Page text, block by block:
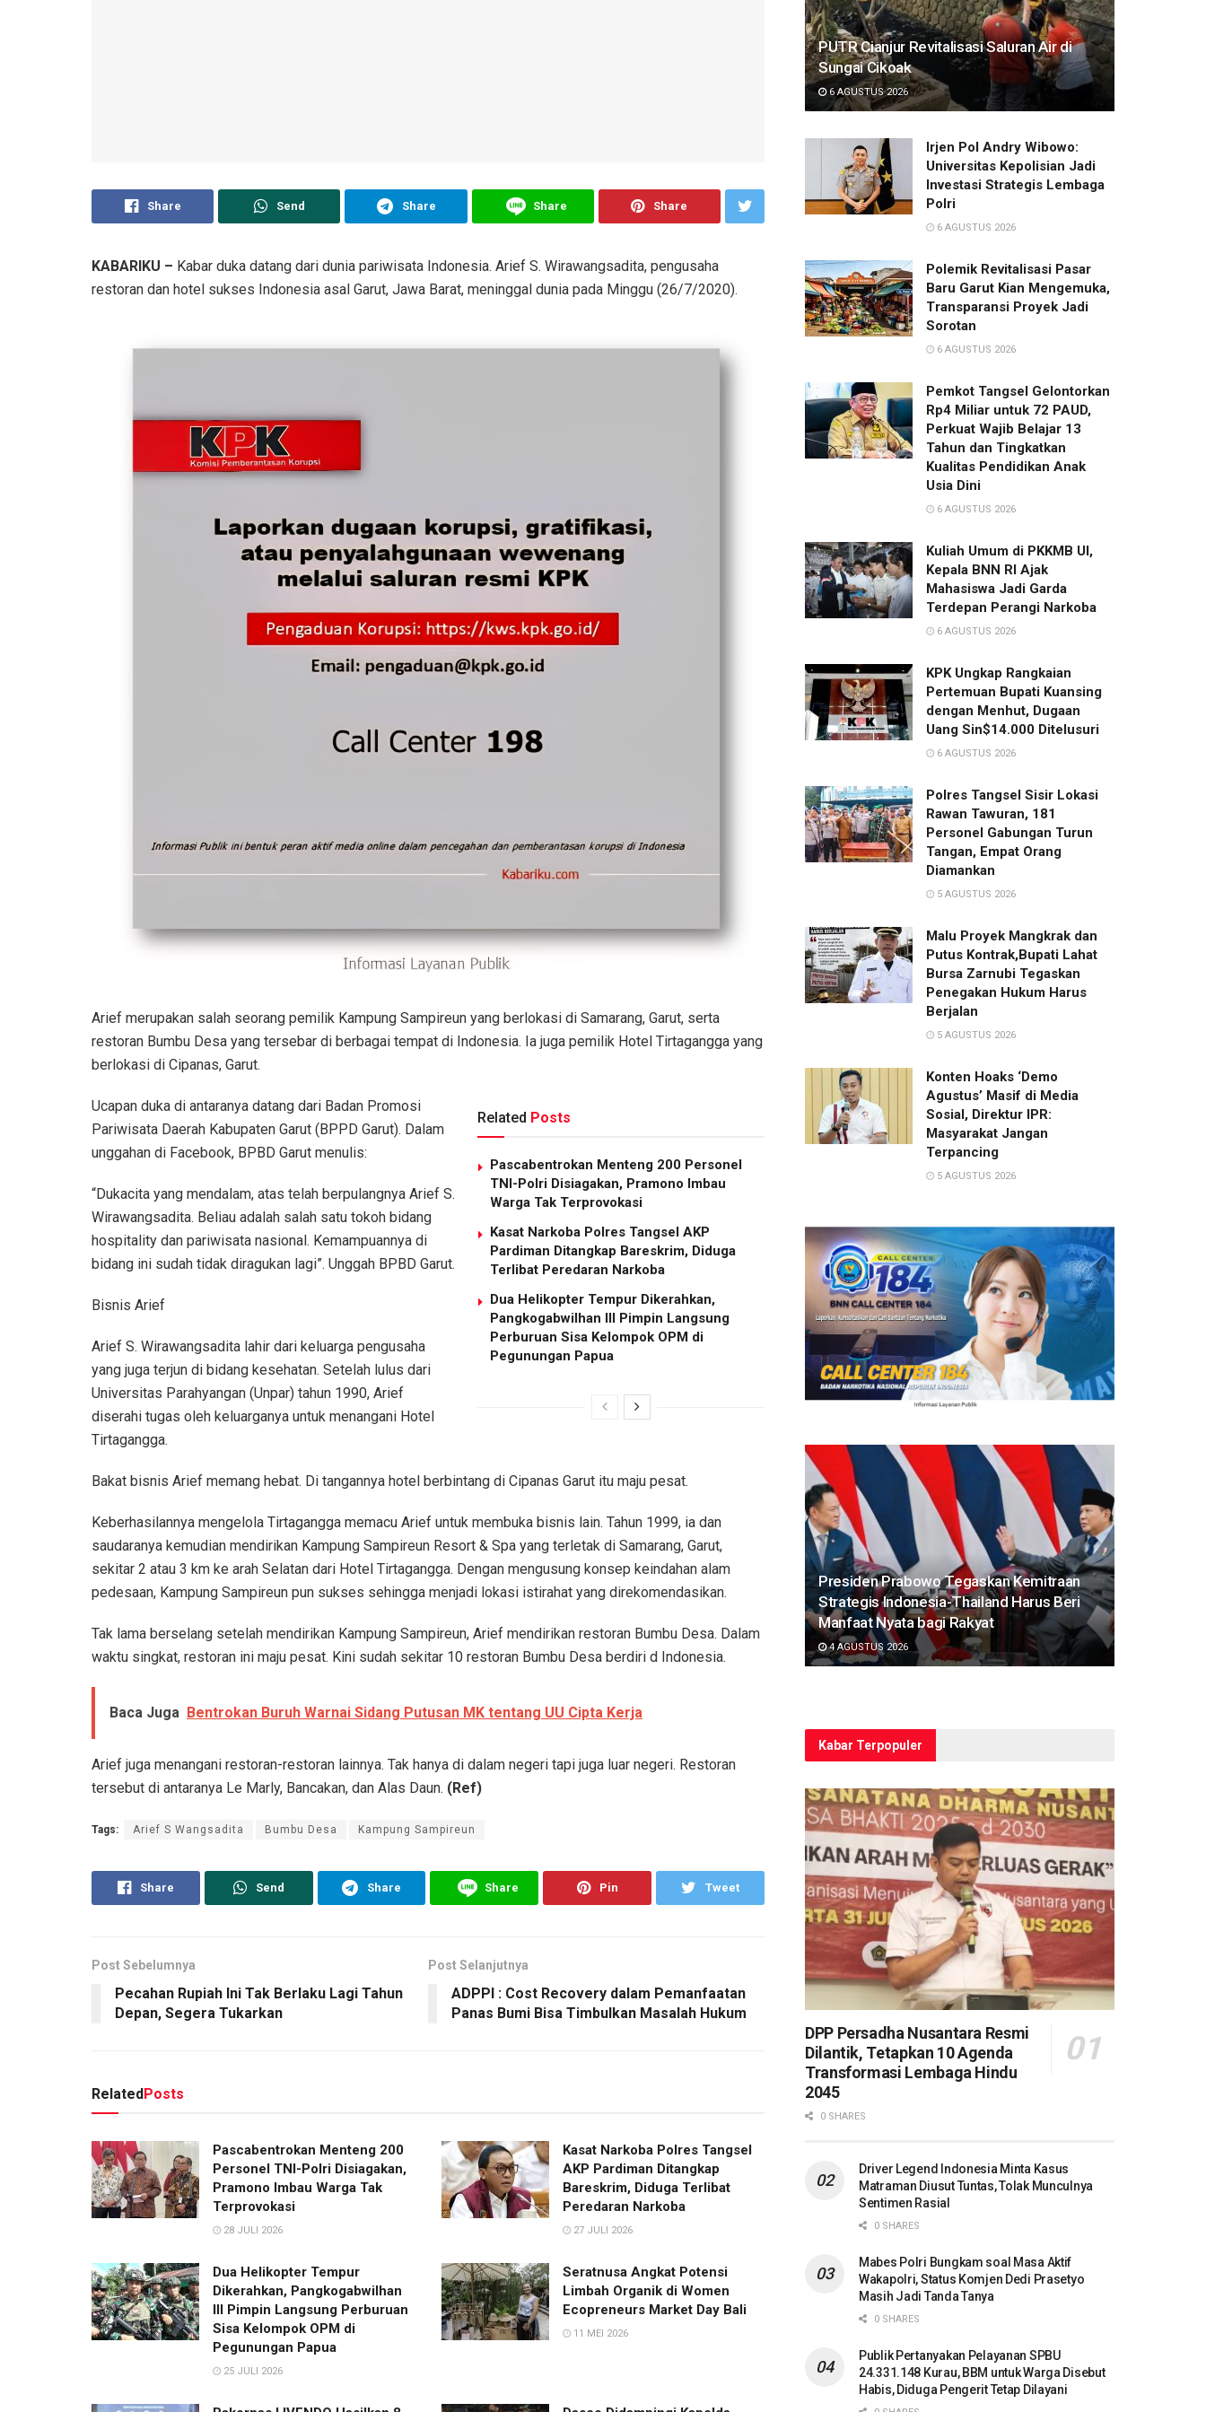
Share Send Share Share Share
KABARIKU – Kabar duka datang dari dunia pariwisata Indonesia. Arief S. Wirawangsadita, pengusaha
restoran dan hotel sukses Indonesia asal Garut, Jawa Barat, meninggal dunia pada Minggu (26/7/2020).
Arief merupakan salah seorang pemilik Kampung Sampireun yang berlokasi di Samarang, Garut, serta
restoran Bumbu Desa yang tersebar di berbagai tempat di Indonesia. Ia juga pemilik Hotel Tirtagangga yang
berlokasi di Cipanas, Garut.
Related Posts
Pascabentrokan Menteng 200 Personel
TNI-Polri Disiagakan, Pramono Imbau
Warga Tak Terprovokasi
Kasat Narkoba Polres Tangsel AKP
Pardiman Ditangkap Bareskrim, Diduga
Terlibat Peredaran Narkoba
Dua Helikopter Tempur Dikerahkan,
Pangkogabwilhan III Pimpin Langsung
Perburuan Sisa Kelompok OPM di
Pegunungan Papua
Ucapan duka di antaranya datang dari Badan Promosi
Pariwisata Daerah Kabupaten Garut (BPPD Garut). Dalam
unggahan di Facebook, BPBD Garut menulis:
“Dukacita yang mendalam, atas telah berpulangnya Arief S.
Wirawangsadita. Beliau adalah salah satu tokoh bidang
hospitality dan pariwisata nasional. Kemampuannya di
bidang ini sudah tidak diragukan lagi”. Unggah BPBD Garut.
Bisnis Arief
Arief S. Wirawangsadita lahir dari keluarga pengusaha
yang juga terjun di bidang kesehatan. Setelah lulus dari
Universitas Parahyangan (Unpar) tahun 1990, Arief
diserahi tugas oleh keluarganya untuk menangani Hotel
Tirtagangga.
Bakat bisnis Arief memang hebat. Di tangannya hotel berbintang di Cipanas Garut itu maju pesat.
Keberhasilannya mengelola Tirtagangga memacu Arief untuk membuka bisnis lain. Tahun 1999, ia dan
saudaranya kemudian mendirikan Kampung Sampireun Resort & Spa yang terletak di Samarang, Garut,
sekitar 2 atau 3 km ke arah Selatan dari Hotel Tirtagangga. Dengan mengusung konsep keindahan alam
pedesaan, Kampung Sampireun pun sukses sehingga menjadi lokasi istirahat yang direkomendasikan.
Tak lama berselang setelah mendirikan Kampung Sampireun, Arief mendirikan restoran Bumbu Desa. Dalam
waktu singkat, restoran ini maju pesat. Kini sudah sekitar 10 restoran Bumbu Desa berdiri d Indonesia.
Baca Juga Bentrokan Buruh Warnai Sidang Putusan MK tentang UU Cipta Kerja
Arief juga menangani restoran-restoran lainnya. Tak hanya di dalam negeri tapi juga luar negeri. Restoran
tersebut di antaranya Le Marly, Bancakan, dan Alas Daun. (Ref)
Tags: Arief S Wangsadita Bumbu Desa Kampung Sampireun
Share Send Share Share Pin Tweet
Post Sebelumnya
Pecahan Rupiah Ini Tak Berlaku Lagi Tahun
Depan, Segera Tukarkan
Post Selanjutnya
ADPPI : Cost Recovery dalam Pemanfaatan
Panas Bumi Bisa Timbulkan Masalah Hukum
Related Posts
Pascabentrokan Menteng 200
Personel TNI-Polri Disiagakan,
Pramono Imbau Warga Tak
Terprovokasi
28 JULI 2026
Kasat Narkoba Polres Tangsel
AKP Pardiman Ditangkap
Bareskrim, Diduga Terlibat
Peredaran Narkoba
27 JULI 2026
Dua Helikopter Tempur
Dikerahkan, Pangkogabwilhan
III Pimpin Langsung Perburuan
Sisa Kelompok OPM di
Pegunungan Papua
25 JULI 2026
Seratnusa Angkat Potensi
Limbah Organik di Women
Ecopreneurs Market Day Bali
11 MEI 2026
PUTR Cianjur Revitalisasi Saluran Air di
Sungai Cikoak
6 AGUSTUS 2026
Irjen Pol Andry Wibowo:
Universitas Kepolisian Jadi
Investasi Strategis Lembaga
Polri
6 AGUSTUS 2026
Polemik Revitalisasi Pasar
Baru Garut Kian Mengemuka,
Transparansi Proyek Jadi
Sorotan
6 AGUSTUS 2026
Pemkot Tangsel Gelontorkan
Rp4 Miliar untuk 72 PAUD,
Perkuat Wajib Belajar 13
Tahun dan Tingkatkan
Kualitas Pendidikan Anak
Usia Dini
6 AGUSTUS 2026
Kuliah Umum di PKKMB UI,
Kepala BNN RI Ajak
Mahasiswa Jadi Garda
Terdepan Perangi Narkoba
6 AGUSTUS 2026
KPK Ungkap Rangkaian
Pertemuan Bupati Kuansing
dengan Menhut, Dugaan
Uang Sin$14.000 Ditelusuri
6 AGUSTUS 2026
Polres Tangsel Sisir Lokasi
Rawan Tawuran, 181
Personel Gabungan Turun
Tangan, Empat Orang
Diamankan
5 AGUSTUS 2026
Malu Proyek Mangkrak dan
Putus Kontrak,Bupati Lahat
Bursa Zarnubi Tegaskan
Penegakan Hukum Harus
Berjalan
5 AGUSTUS 2026
Konten Hoaks ‘Demo
Agustus’ Masif di Media
Sosial, Direktur IPR:
Masyarakat Jangan
Terpancing
5 AGUSTUS 2026
Presiden Prabowo Tegaskan Kemitraan
Strategis Indonesia-Thailand Harus Beri
Manfaat Nyata bagi Rakyat
4 AGUSTUS 2026
Kabar Terpopuler
DPP Persadha Nusantara Resmi
Dilantik, Tetapkan 10 Agenda
Transformasi Lembaga Hindu
2045
0 SHARES
Driver Legend Indonesia Minta Kasus
Matraman Diusut Tuntas, Tolak Munculnya
Sentimen Rasial
0 SHARES
Mabes Polri Bungkam soal Masa Aktif
Wakapolri, Status Komjen Dedi Prasetyo
Masih Jadi Tanda Tanya
0 SHARES
Publik Pertanyakan Pelayanan SPBU
24.331.148 Kurau, BBM untuk Warga Disebut
Habis, Diduga Pengerit Tetap Dilayani